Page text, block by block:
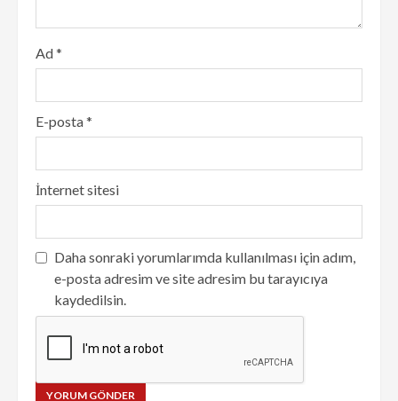
Ad*
E-posta*
İnternet sitesi
Daha sonraki yorumlarımda kullanılması için adım,
e-posta adresim ve site adresim bu tarayıcıya
kaydedilsin.